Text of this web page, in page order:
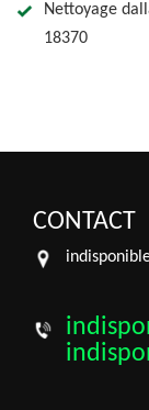
Nettoyage
18370
CONTACT